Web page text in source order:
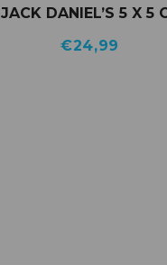
JACK DANIEL’S 5 X 5
€24,99